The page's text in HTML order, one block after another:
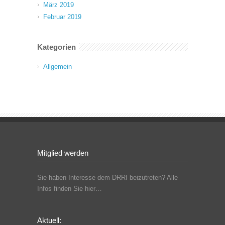
März 2019
Februar 2019
Kategorien
Allgemein
Mitglied werden
Sie haben Interesse dem DRRI beizutreten? Alle
Infos finden Sie hier…
Aktuell: